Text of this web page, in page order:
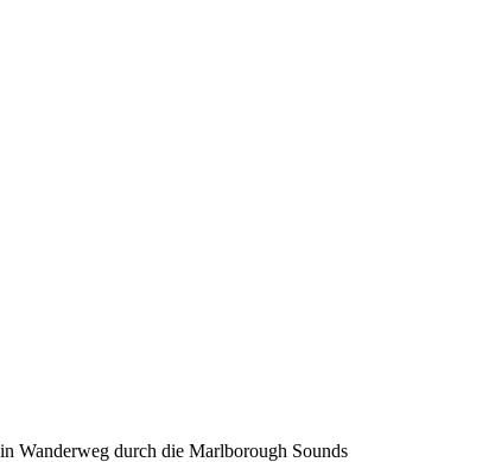
Wanderweg durch die Marlborough Sounds